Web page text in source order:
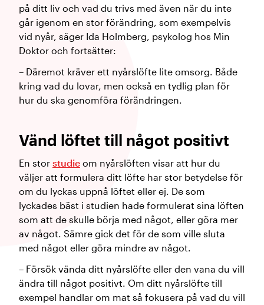
på ditt liv och vad du trivs med även när du inte
går igenom en stor förändring, som exempelvis
vid nyår, säger Ida Holmberg, psykolog hos Min
Doktor och fortsätter:
– Däremot kräver ett nyårslöfte lite omsorg. Både
kring vad du lovar, men också en tydlig plan för
hur du ska genomföra förändringen.
Vänd löftet till något positivt
En stor studie om nyårslöften visar att hur du
väljer att formulera ditt löfte har stor betydelse för
om du lyckas uppnå löftet eller ej. De som
lyckades bäst i studien hade formulerat sina löften
som att de skulle börja med något, eller göra mer
av något. Sämre gick det för de som ville sluta
med något eller göra mindre av något.
– Försök vända ditt nyårslöfte eller den vana du vill
ändra till något positivt. Om ditt nyårslöfte till
exempel handlar om mat så fokusera på vad du vill